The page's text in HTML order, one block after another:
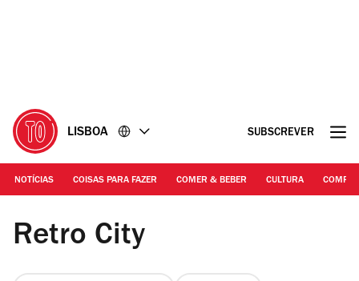
LISBOA SUBSCREVER
NOTÍCIAS COISAS PARA FAZER COMER & BEBER CULTURA
DR
Retro City